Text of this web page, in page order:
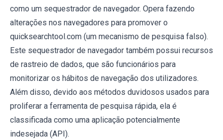
como um sequestrador de navegador. Opera fazendo
alterações nos navegadores para promover o
quicksearchtool.com (um mecanismo de pesquisa falso).
Este sequestrador de navegador também possui recursos
de rastreio de dados, que são funcionários para
monitorizar os hábitos de navegação dos utilizadores.
Além disso, devido aos métodos duvidosos usados ​​para
proliferar a ferramenta de pesquisa rápida, ela é
classificada como uma aplicação potencialmente
indesejada (API).